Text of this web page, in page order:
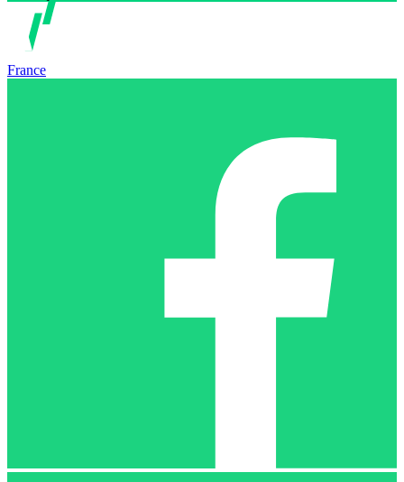
France